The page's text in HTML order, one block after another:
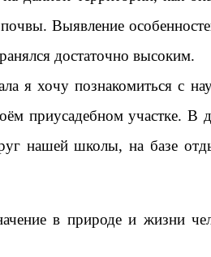
Выявление
достаточно высоким.
я хочу познакомиться с
приусадебном участке. В
нашей школы, на базе
в природе и жизни